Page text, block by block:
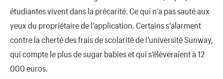
étudiantes vivent dans la précarité. Ce qui n’a pas sauté aux
yeux du propriétaire de l’application. Certains s’alarment
contre la cherté des frais de scolarité de l’université Sunway,
qui compte le plus de sugar babies et qui s’élèveraient à 12
000 euros.